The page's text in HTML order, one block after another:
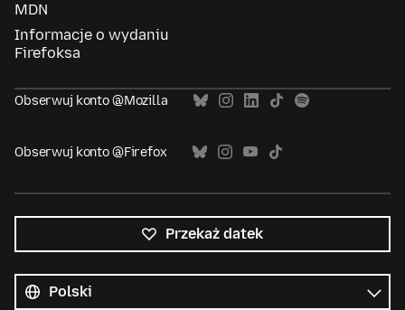
MDN
Informacje o wydaniu
Firefoksa
Obserwuj konto @Mozilla
Obserwuj konto @Firefox
Przekaż datek
języki
Język